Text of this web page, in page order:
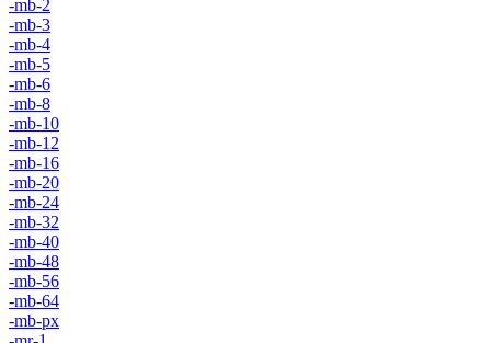
-mb-2
-mb-3
-mb-4
-mb-5
-mb-6
-mb-8
-mb-10
-mb-12
-mb-16
-mb-20
-mb-24
-mb-32
-mb-40
-mb-48
-mb-56
-mb-64
-mb-px